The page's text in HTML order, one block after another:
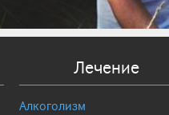
Лечение
Алкоголизм